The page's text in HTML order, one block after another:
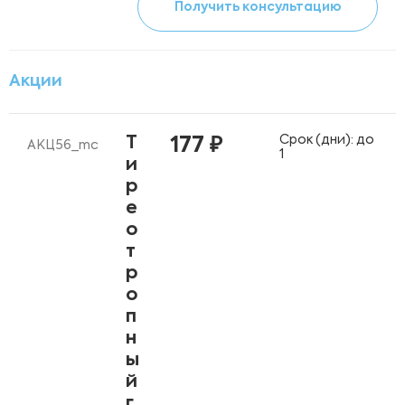
Получить консультацию
Акции
АКЦ56_mc
Т
и
р
е
о
т
р
о
п
н
ы
й
177 ₽
Срок (дни): до
1